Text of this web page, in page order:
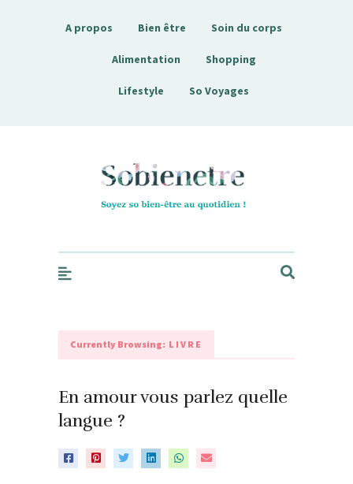
A propos Bien être Soin du corps
Alimentation Shopping
Lifestyle So Voyages
Sobienetre
Currently Browsing: LIVRE
En amour vous parlez quelle
langue ?